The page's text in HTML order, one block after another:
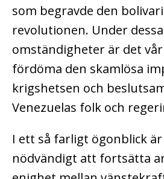
som begravde den
revolutionen. Under dessa
omständigheter är det
fördöma den skamlösa
krigshetsen och
Venezuelas folk och
I ett så farligt ögonblick
nödvändigt att fortsätta